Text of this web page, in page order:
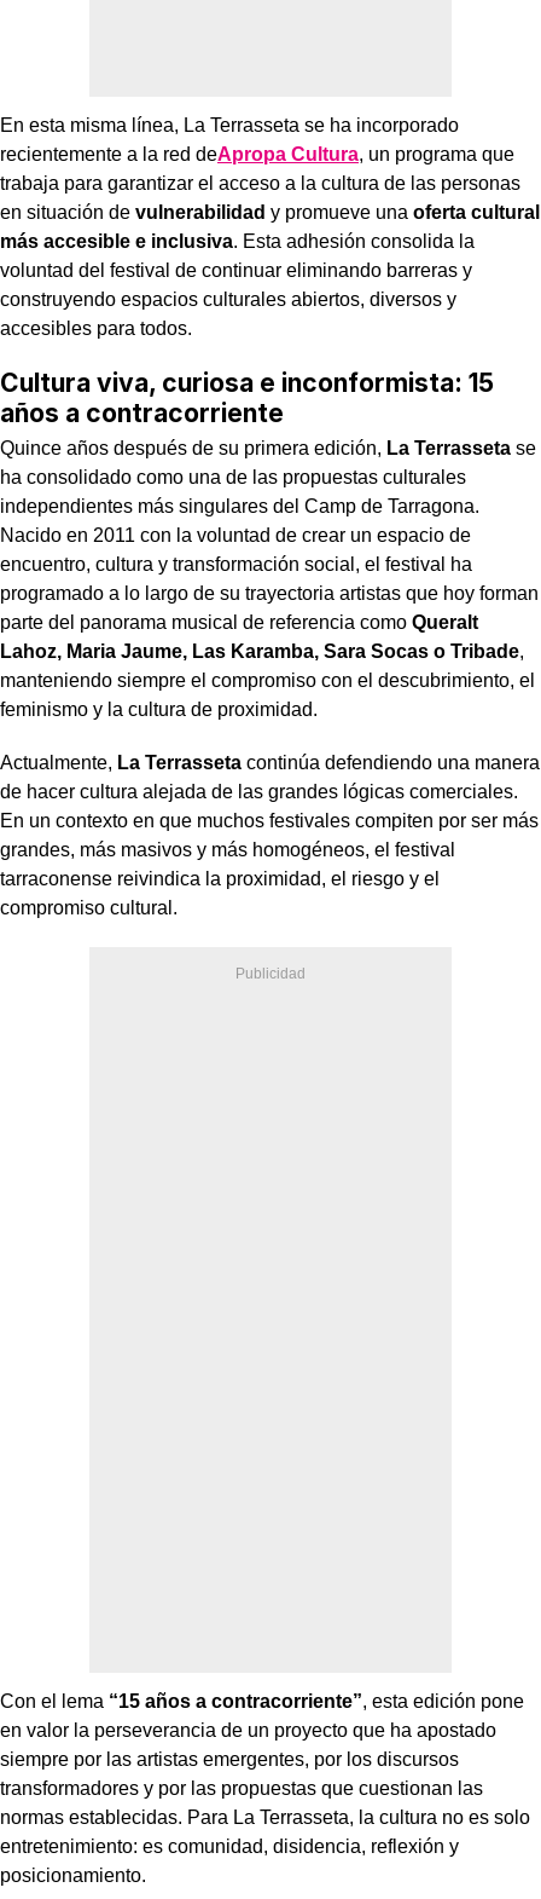
En esta misma línea, La Terrasseta se ha incorporado
recientemente a la red deApropa Cultura, un programa que
trabaja para garantizar el acceso a la cultura de las personas
en situación de vulnerabilidad y promueve una oferta cultural
más accesible e inclusiva. Esta adhesión consolida la
voluntad del festival de continuar eliminando barreras y
construyendo espacios culturales abiertos, diversos y
accesibles para todos.
Cultura viva, curiosa e inconformista: 15
años a contracorriente
Quince años después de su primera edición, La Terrasseta se
ha consolidado como una de las propuestas culturales
independientes más singulares del Camp de Tarragona.
Nacido en 2011 con la voluntad de crear un espacio de
encuentro, cultura y transformación social, el festival ha
programado a lo largo de su trayectoria artistas que hoy forman
parte del panorama musical de referencia como Queralt
Lahoz, Maria Jaume, Las Karamba, Sara Socas o Tribade,
manteniendo siempre el compromiso con el descubrimiento, el
feminismo y la cultura de proximidad.
Actualmente, La Terrasseta continúa defendiendo una manera
de hacer cultura alejada de las grandes lógicas comerciales.
En un contexto en que muchos festivales compiten por ser más
grandes, más masivos y más homogéneos, el festival
tarraconense reivindica la proximidad, el riesgo y el
compromiso cultural.
Con el lema “15 años a contracorriente”, esta edición pone
en valor la perseverancia de un proyecto que ha apostado
siempre por las artistas emergentes, por los discursos
transformadores y por las propuestas que cuestionan las
normas establecidas. Para La Terrasseta, la cultura no es solo
entretenimiento: es comunidad, disidencia, reflexión y
posicionamiento.